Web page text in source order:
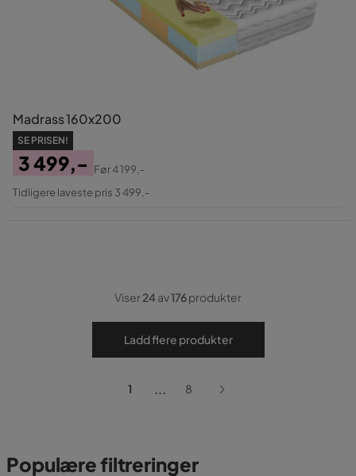
Madrass 160x200
SE PRISEN!
Pris
3 499,-
Original
Før4 199,-
Tidligere laveste pris 3 499,-
Viser24av176produkter
Ladd flere produkter
1 ... 8
Populære filtreringer